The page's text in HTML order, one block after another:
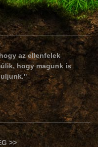
az ellenfelek
hogy magunk is
>>